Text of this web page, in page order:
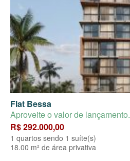
Flat Bessa
Aproveite o valor de lançamento.
R$ 292.000,00
1 quartos sendo 1 suíte(s)
18.00 m² de área privativa